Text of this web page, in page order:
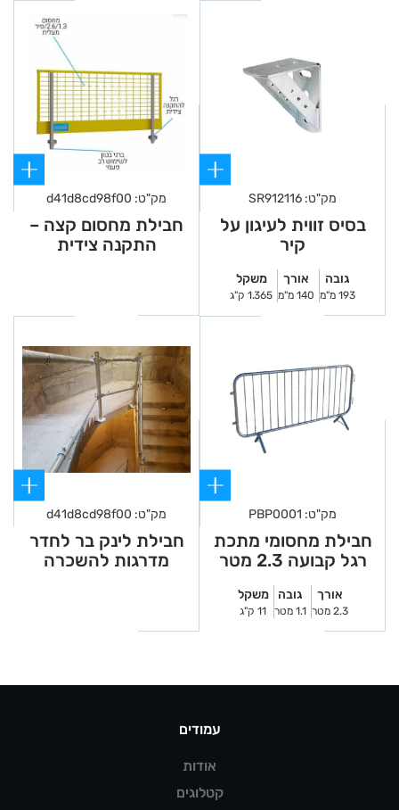
מק"ט: SR912116
בסיס זווית לעיגון על
קיר
גובה
193 מ"מ
אורך
140 מ"מ
משקל
1.365 ק"ג
מק"ט: d41d8cd98f00
חבילת מחסום קצה –
התקנה צידית
מק"ט: PBP0001
חבילת מחסומי מתכת
רגל קבועה 2.3 מטר
אורך
2.3 מטר
גובה
1.1 מטר
משקל
11 ק"ג
מק"ט: d41d8cd98f00
חבילת לינק בר לחדר
מדרגות להשכרה
עמודים
אודות
קטלוגים